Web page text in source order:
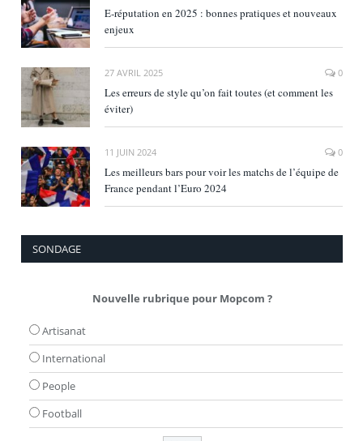
E‑réputation en 2025 : bonnes pratiques et nouveaux
enjeux
27 AVRIL 2025 0
Les erreurs de style qu’on fait toutes (et comment les
éviter)
11 JUIN 2024 0
Les meilleurs bars pour voir les matchs de l’équipe de
France pendant l’Euro 2024
SONDAGE
Nouvelle rubrique pour Mopcom ?
Artisanat
International
People
Football